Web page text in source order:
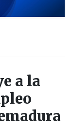
a la